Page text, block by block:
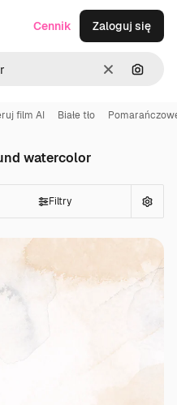
WyczyśćSzukaj
Cennik Zaloguj się
film AI Białe tło
watercolor
Filtry